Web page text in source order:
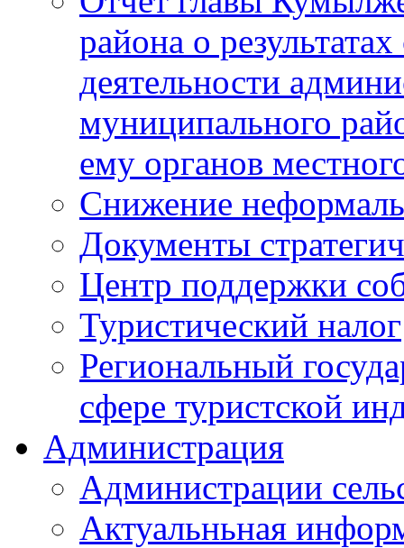
района о
деятельности
муниципального
ему органов
Снижение
Документы
Центр поддержки
Туристический налог
Региональный
сфере туристской
Администрация
Администрации
Актуальньная